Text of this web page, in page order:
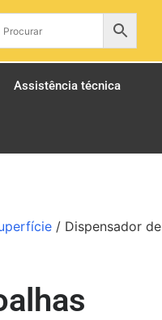
Assistência técnica
/ Dispensador de